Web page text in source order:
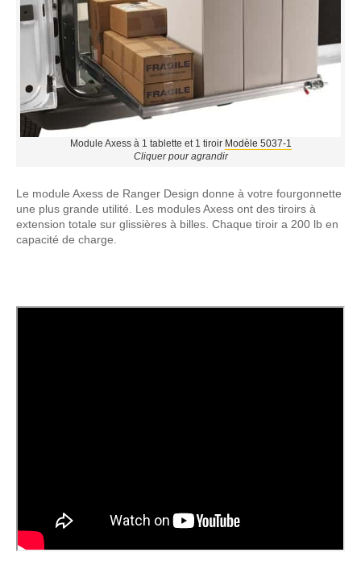
Module Axess à 1 tablette et 1 tiroir Modèle 5037-1
Cliquer pour agrandir
Le module Axess de Ranger Design donne à votre fourgonnette
une plus grande utilité. Les modules Axess ont des tiroirs à
extension totale sur glissières à billes. Chaque tiroir a 200 lb en
capacité de charge.